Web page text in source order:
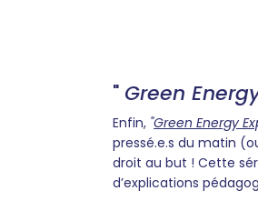
" Green
Enfin, "Green Energy
pressé.e.s du matin
droit au but ! Cette
d’explications